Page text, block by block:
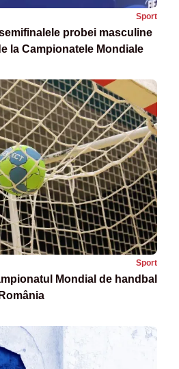
Sport
probei masculine
la Campionatele Mondiale
Sport
Mondial de handbal